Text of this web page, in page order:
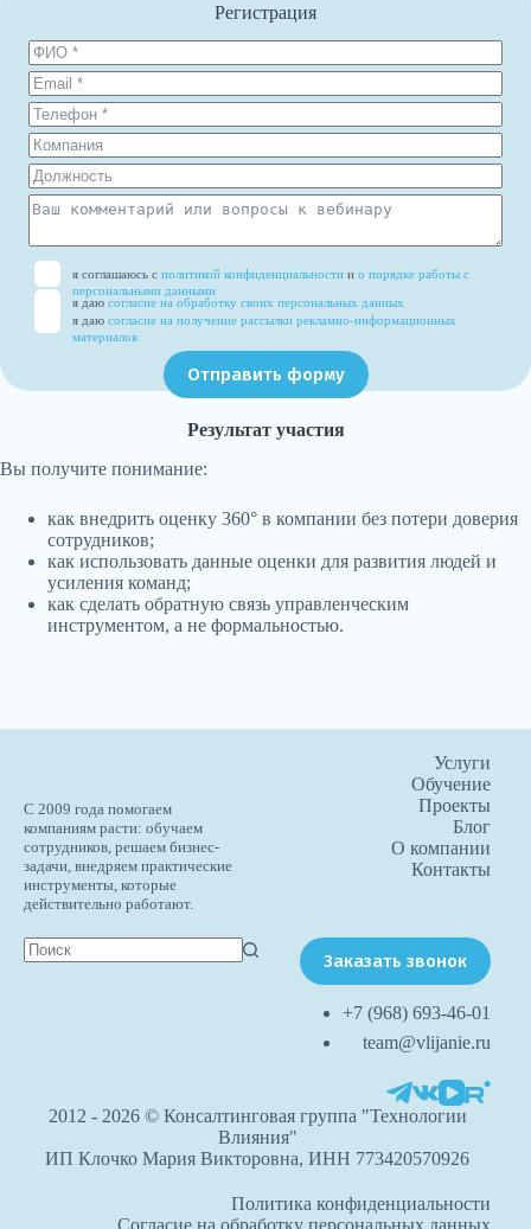
Регистрация
я соглашаюсь с политикой конфиденциальности и о порядке работы с
персональными данными
я даю согласие на обработку своих персональных данных
я даю согласие на получение рассылки рекламно-информационных
материалов
Отправить форму
Результат участия
Вы получите понимание:
как внедрить оценку 360° в компании без потери доверия
сотрудников;
как использовать данные оценки для развития людей и
усиления команд;
как сделать обратную связь управленческим
инструментом, а не формальностью.
С 2009 года помогаем
компаниям расти: обучаем
сотрудников, решаем бизнес-
задачи, внедряем практические
инструменты, которые
действительно работают.
Услуги
Обучение
Проекты
Блог
О компании
Контакты
Заказать звонок
+7 (968) 693-46-01
team@vlijanie.ru
2012 - 2026 © Консалтинговая группа "Технологии
Влияния"
ИП Клочко Мария Викторовна, ИНН 773420570926
Политика конфиденциальности